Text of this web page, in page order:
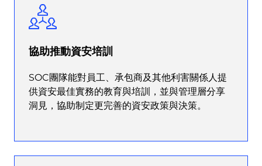
協助推動資安培訓
SOC團隊能對員工、承包商及其他利害關係人提
供資安最佳實務的教育與培訓，並與管理層分享
洞見，協助制定更完善的資安政策與決策。